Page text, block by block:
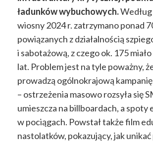
ładunków wybuchowych.Według
wiosny 2024 r. zatrzymano ponad
powiązanych z działalnością
i sabotażową, z czego ok. 175
lat. Problem jest na tyle poważny,
prowadzą ogólnokrajową
– ostrzeżenia masowo rozsyła się
umieszcza na billboardach, a spoty
w pociągach. Powstał także film
nastolatków, pokazujący, jak unikać